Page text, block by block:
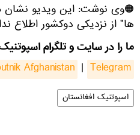
🟠وی نوشت: این ویدیو نشان
ها" از نزدیکی دوکشور اطلاع
ما را در سایت و تلگرام
Afghanistan | Telegram
اسپوتنیک افغانستان